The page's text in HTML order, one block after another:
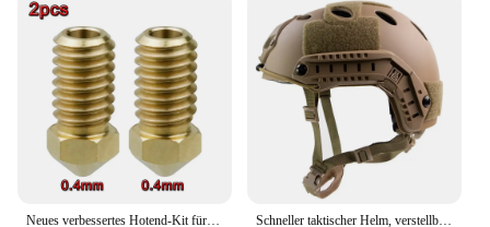
Neues verbessertes Hotend-Kit für Bambu Lab A1/A1 Mini Fast Speed Hot End Assembly Düse aus gehärtetem Stahl 3D-Druckerteil Schneller taktischer Helm, verstellbarer Knopf, verdicktes ABS, Outdoor-Luftpistolen-Schießen, CS-Schutzausrüstung, geeignete Kopfgröße 55–60 cm